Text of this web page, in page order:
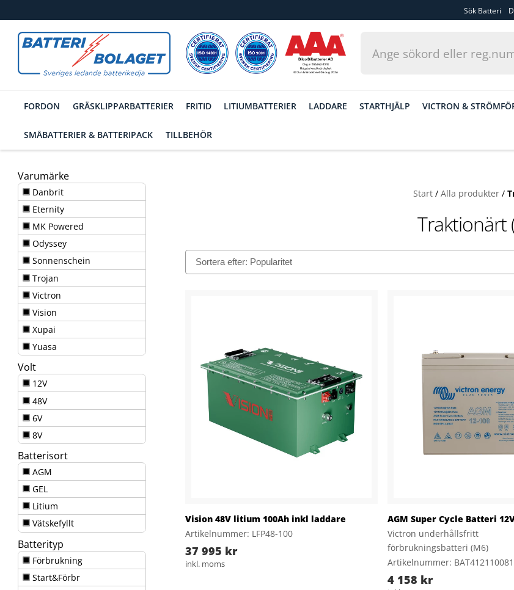
Sök Batteri
FORDON GRÄSKLIPPARBATTERIER FRITID LITIUMBATTERIER LADDARE STARTHJÄLP VICTRON &
SMÅBATTERIER & BATTERIPACK TILLBEHÖR
Varumärke
Danbrit
Eternity
MK Powered
Odyssey
Sonnenschein
Trojan
Victron
Vision
Xupai
Yuasa
Volt
12V
48V
6V
8V
Batterisort
AGM
GEL
Litium
Vätskefyllt
Batterityp
Förbrukning
Start&Förbr
Start / Alla produkter /
Traktionärt
Filtrering
Vision 48V litium 100Ah inkl laddare
Artikelnummer: LFP48-100
37 995 kr
inkl. moms
AGM Super Cycle Batteri
Victron underhållsfritt
förbrukningsbatteri (M6)
Artikelnummer: BAT412110081
4 158 kr